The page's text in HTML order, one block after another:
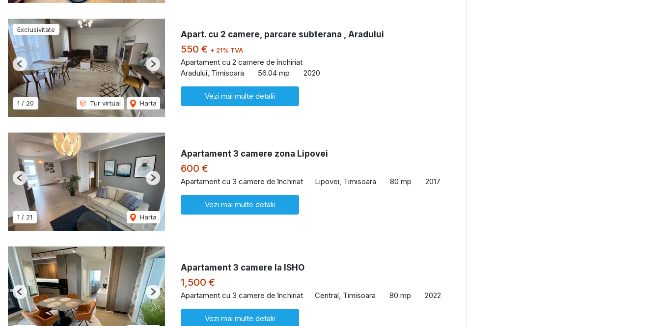
Exclusivitate
1 / 20 Tur virtual Harta
Previous Next
Apart. cu 2 camere, parcare subterana , Aradului
550 € + 21% TVA
Apartament cu 2 camere de închiriat
Aradului, Timisoara
56.04 mp 2020
Vezi mai multe detalii
1 / 21 Harta
Previous Next
Apartament 3 camere zona Lipovei
600 €
Apartament cu 3 camere de închiriat Lipovei, Timisoara 80 mp 2017
Vezi mai multe detalii
Previous Next
Apartament 3 camere la ISHO
1,500 €
Apartament cu 3 camere de închiriat Central, Timisoara 80 mp 2022
Vezi mai multe detalii